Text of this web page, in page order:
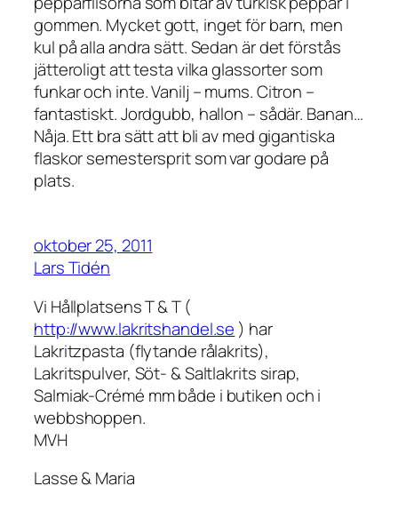
gommen. Mycket gott, inget för barn, men
kul på alla andra sätt. Sedan är det förstås
jätteroligt att testa vilka glassorter som
funkar och inte. Vanilj – mums. Citron –
fantastiskt. Jordgubb, hallon – sådär. Banan…
Nåja. Ett bra sätt att bli av med gigantiska
flaskor semestersprit som var godare på
plats.
oktober 25, 2011
Lars Tidén
Vi Hållplatsens T & T (
http://www.lakritshandel.se ) har
Lakritzpasta (flytande rålakrits),
Lakritspulver, Söt- & Saltlakrits sirap,
Salmiak-Crémé mm både i butiken och i
webbshoppen.
MVH
Lasse & Maria